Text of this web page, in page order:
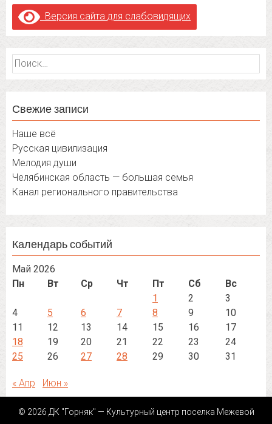
Версия сайта для слабовидящих
Найти:
Свежие записи
Наше всё
Русская цивилизация
Мелодия души
Челябинская область — большая семья
Канал регионального правительства
Календарь событий
Май 2026
Пн
Вт Ср Чт Пт Сб
Вс
1
2
3
4
5 6 7 8 9
10
11
12 13 14 15 16
17
18
19 20 21 22 23
24
25
26 27 28 29 30 31
« Апр Июн »
© 2026 ДК "Горняк" — Культурный центр поселка Межевой